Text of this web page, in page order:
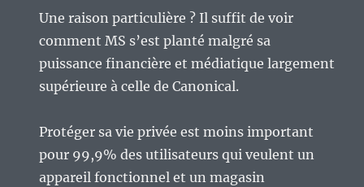
Une raison particulière ? Il suffit de voir
comment MS s’est planté malgré sa
puissance financière et médiatique largement
supérieure à celle de Canonical.
Protéger sa vie privée est moins important
pour 99,9% des utilisateurs qui veulent un
appareil fonctionnel et un magasin